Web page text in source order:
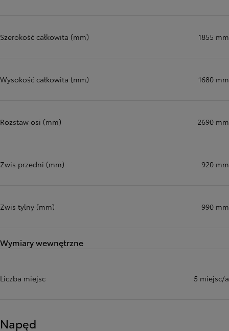
Szerokość całkowita (mm) 1855 mm
Wysokość całkowita (mm) 1680 mm
Rozstaw osi (mm) 2690 mm
Zwis przedni (mm) 920 mm
Zwis tylny (mm) 990 mm
Wymiary wewnętrzne
Liczba miejsc 5 miejsc/a
Napęd